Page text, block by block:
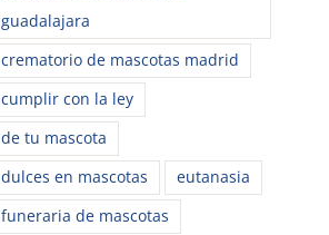
guadalajara
crematorio de mascotas madrid
cumplir con la ley
de tu mascota
dulces en mascotas
eutanasia
funeraria de mascotas